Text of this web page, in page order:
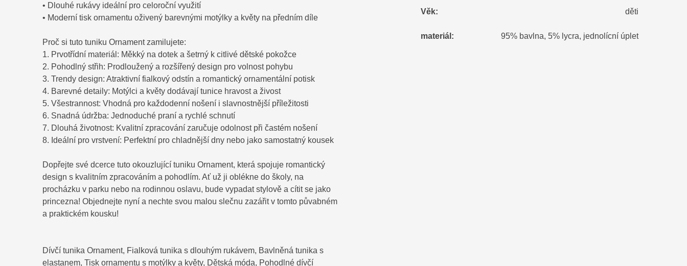
• Dlouhé rukávy ideální pro celoroční využití
• Moderní tisk ornamentu oživený barevnými motýlky a květy na předním díle
Proč si tuto tuniku Ornament zamilujete:
1. Prvotřídní materiál: Měkký na dotek a šetrný k citlivé dětské pokožce
2. Pohodlný střih: Prodloužený a rozšířený design pro volnost pohybu
3. Trendy design: Atraktivní fialkový odstín a romantický ornamentální potisk
4. Barevné detaily: Motýlci a květy dodávají tunice hravost a živost
5. Všestrannost: Vhodná pro každodenní nošení i slavnostnější příležitosti
6. Snadná údržba: Jednoduché praní a rychlé schnutí
7. Dlouhá životnost: Kvalitní zpracování zaručuje odolnost při častém nošení
8. Ideální pro vrstvení: Perfektní pro chladnější dny nebo jako samostatný kousek
Dopřejte své dcerce tuto okouzlující tuniku Ornament, která spojuje romantický
design s kvalitním zpracováním a pohodlím. Ať už ji oblékne do školy, na
procházku v parku nebo na rodinnou oslavu, bude vypadat stylově a cítit se jako
princezna! Objednejte nyní a nechte svou malou slečnu zazářit v tomto půvabném
a praktickém kousku!
Dívčí tunika Ornament, Fialková tunika s dlouhým rukávem, Bavlněná tunika s
elastanem, Tisk ornamentu s motýlky a květy, Dětská móda, Pohodlné dívčí
Věk: děti
materiál : 95% bavlna, 5% lycra, jednolícní úplet